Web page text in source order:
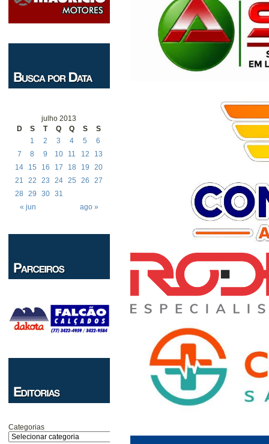
julho 2013
D
S T Q Q S S
« jun ago »
1 2 3 4 5
6
7
8 9 10 11 12
13
14
15 16 17 18 19
20
21
22 23 24 25 26
27
28
29 30 31
Categorias